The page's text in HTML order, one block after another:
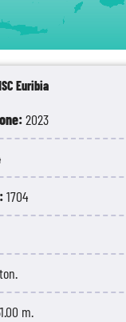
Euribia
2023
1704
m.